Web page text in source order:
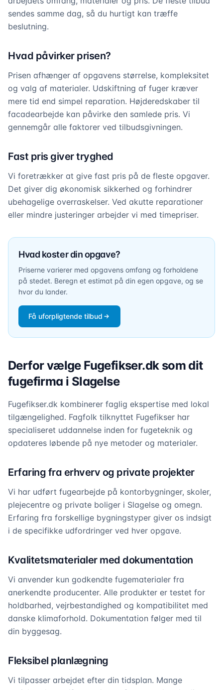
sendes samme dag, så du hurtigt kan træffe
beslutning.
Hvad påvirker prisen?
Prisen afhænger af opgavens størrelse, kompleksitet
og valg af materialer. Udskiftning af fuger kræver
mere tid end simpel reparation. Højderedskaber til
facadearbejde kan påvirke den samlede pris. Vi
gennemgår alle faktorer ved tilbudsgivningen.
Fast pris giver tryghed
Vi foretrækker at give fast pris på de fleste opgaver.
Det giver dig økonomisk sikkerhed og forhindrer
ubehagelige overraskelser. Ved akutte reparationer
eller mindre justeringer arbejder vi med timepriser.
Hvad koster din opgave?
Priserne varierer med opgavens omfang og forholdene
på stedet. Beregn et estimat på din egen opgave, og se
hvor du lander.
Få uforpligtende tilbud
Derfor vælge Fugefikser.dk som dit
fugefirma i Slagelse
Fugefikser.dk kombinerer faglig ekspertise med lokal
tilgængelighed. Fagfolk tilknyttet Fugefikser har
specialiseret uddannelse inden for fugeteknik og
opdateres løbende på nye metoder og materialer.
Erfaring fra erhverv og private projekter
Vi har udført fugearbejde på kontorbygninger, skoler,
plejecentre og private boliger i Slagelse og omegn.
Erfaring fra forskellige bygningstyper giver os indsigt
i de specifikke udfordringer ved hver opgave.
Kvalitetsmaterialer med dokumentation
Vi anvender kun godkendte fugematerialer fra
anerkendte producenter. Alle produkter er testet for
holdbarhed, vejrbestandighed og kompatibilitet med
danske klimaforhold. Dokumentation følger med til
din byggesag.
Fleksibel planlægning
Vi tilpasser arbejdet efter din tidsplan. Mange